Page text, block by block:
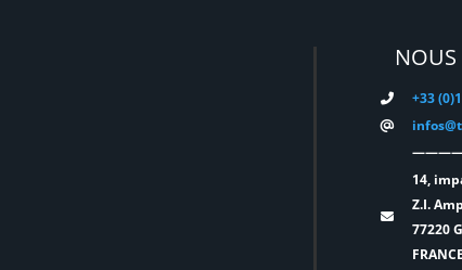
NOUS
+33
14,
Z.I.
77220
FRANCE